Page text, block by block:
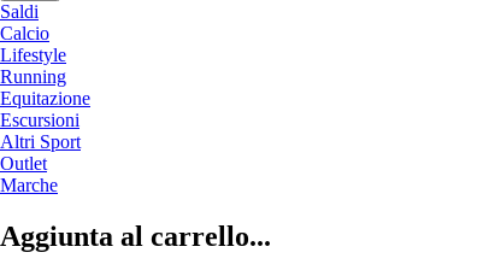
Saldi
Calcio
Lifestyle
Running
Equitazione
Escursioni
Altri Sport
Outlet
Marche
Aggiunta al carrello...